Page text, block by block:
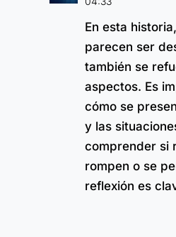
En esta
parecen ser
también se
aspectos. Es
cómo se
y las
comprender si
rompen o se
reflexión es